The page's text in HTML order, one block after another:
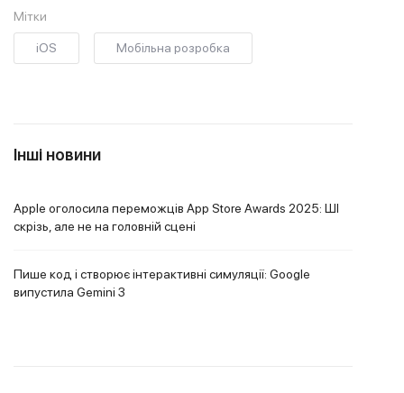
Мітки
iOS Мобільна розробка
Інші новини
Apple оголосила переможців App Store Awards 2025: ШІ
скрізь, але не на головній сцені
Пише код і створює інтерактивні симуляції: Google
випустила Gemini 3